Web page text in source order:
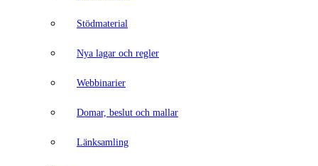
Stödmaterial
Nya lagar och regler
Webbinarier
Domar, beslut och mallar
Länksamling